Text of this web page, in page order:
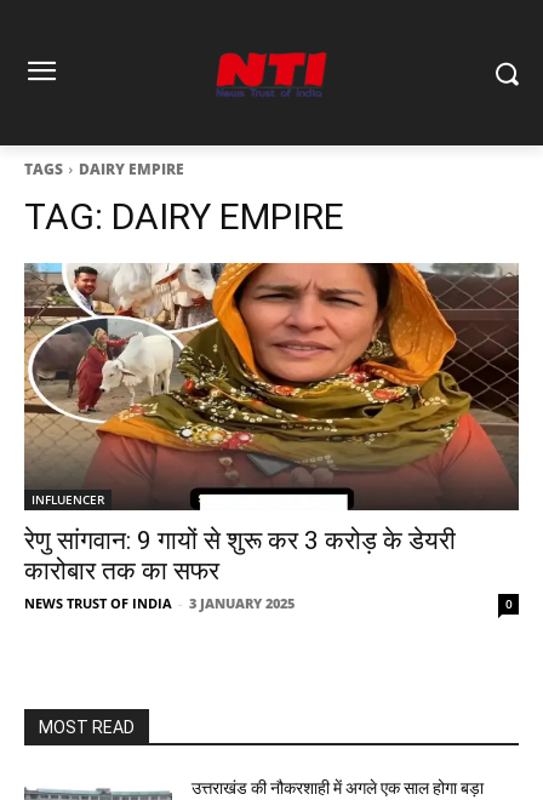
TAGS DAIRY EMPIRE
TAG: DAIRY EMPIRE
INFLUENCER
रेणु सांगवान: 9 गायों से शुरू कर 3 करोड़ के डेयरी
कारोबार तक का सफर
NEWS TRUST OF INDIA - 3 JANUARY 2025 0
MOST READ
उत्तराखंड की नौकरशाही में अगले एक साल होगा बड़ा